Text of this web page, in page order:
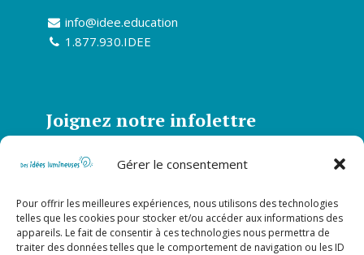
Gérer le consentement
Pour offrir les meilleures expériences, nous utilisons des technologies
telles que les cookies pour stocker et/ou accéder aux informations des
appareils. Le fait de consentir à ces technologies nous permettra de
traiter des données telles que le comportement de navigation ou les ID
info@idee.education
1.877.930.IDEE
Joignez notre infolettre
Abonnez-vous à notre infolettre et soyez
S’abonner